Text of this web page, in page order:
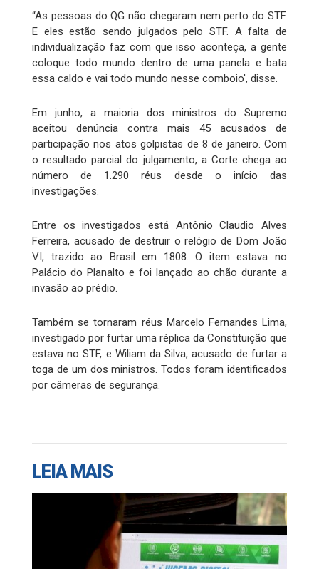
“As pessoas do QG não chegaram nem perto do STF.
E eles estão sendo julgados pelo STF. A falta de
individualização faz com que isso aconteça, a gente
coloque todo mundo dentro de uma panela e bata
essa caldo e vai todo mundo nesse comboio', disse.
Em junho, a maioria dos ministros do Supremo
aceitou denúncia contra mais 45 acusados de
participação nos atos golpistas de 8 de janeiro. Com
o resultado parcial do julgamento, a Corte chega ao
número de 1.290 réus desde o início das
investigações.
Entre os investigados está Antônio Claudio Alves
Ferreira, acusado de destruir o relógio de Dom João
VI, trazido ao Brasil em 1808. O item estava no
Palácio do Planalto e foi lançado ao chão durante a
invasão ao prédio.
Também se tornaram réus Marcelo Fernandes Lima,
investigado por furtar uma réplica da Constituição que
estava no STF, e Wiliam da Silva, acusado de furtar a
toga de um dos ministros. Todos foram identificados
por câmeras de segurança.
LEIA MAIS